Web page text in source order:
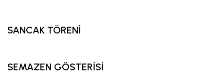
SANCAK TÖRENİ
SEMAZEN GÖSTERİSİ